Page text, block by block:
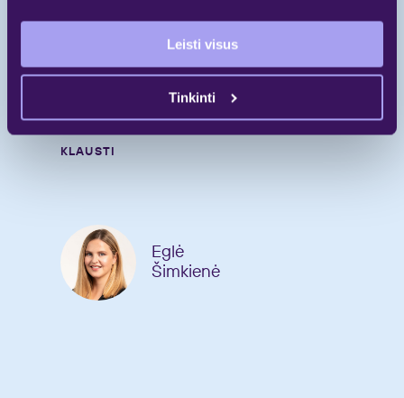
Leisti visus
Tinkinti
gyvenimui@galio.lt
KLAUSTI
Eglė
Šimkienė